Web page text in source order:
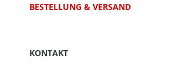
BESTELLUNG & VERSAND
KONTAKT